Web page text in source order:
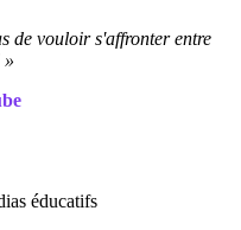
de vouloir s'affronter entre
»
éducatifs